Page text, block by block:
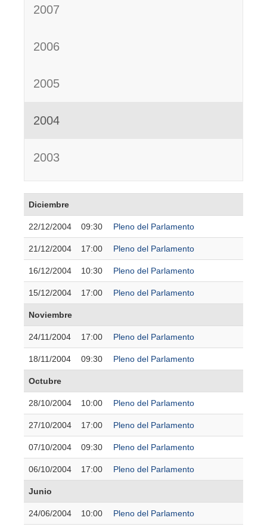
2007
2006
2005
2004
2003
Diciembre
22/12/2004 09:30 Pleno del Parlamento
21/12/2004 17:00 Pleno del Parlamento
16/12/2004 10:30 Pleno del Parlamento
15/12/2004 17:00 Pleno del Parlamento
Noviembre
24/11/2004 17:00 Pleno del Parlamento
18/11/2004 09:30 Pleno del Parlamento
Octubre
28/10/2004 10:00 Pleno del Parlamento
27/10/2004 17:00 Pleno del Parlamento
07/10/2004 09:30 Pleno del Parlamento
06/10/2004 17:00 Pleno del Parlamento
Junio
24/06/2004 10:00 Pleno del Parlamento